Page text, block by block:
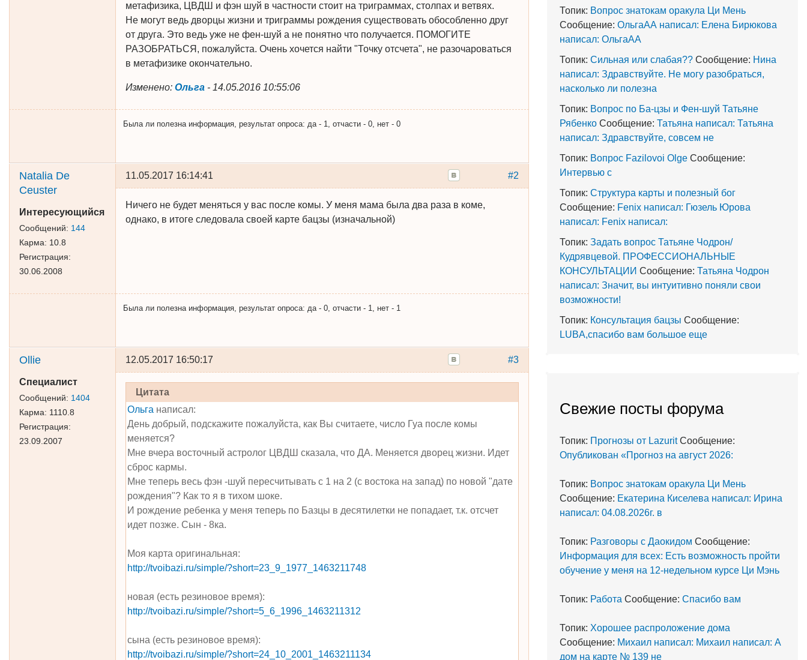
метафизика, ЦВДШ и фэн шуй в частности стоит на триграммах, столпах и ветвях.
Не могут ведь дворцы жизни и триграммы рождения существовать обособленно друг
от друга. Это ведь уже не фен-шуй а не понятно что получается. ПОМОГИТЕ
РАЗОБРАТЬСЯ, пожалуйста. Очень хочется найти "Точку отсчета", не разочароваться
в метафизике окончательно.
Изменено: Ольга - 14.05.2016 10:55:06
Была ли полезна информация, результат опроса: да - 1, отчасти - 0, нет - 0
Natalia De
Ceuster
Интересующийся
Сообщений: 144
Карма: 10.8
Регистрация:
30.06.2008
#2
11.05.2017 16:14:41
Ничего не будет меняться у вас после комы. У меня мама была два раза в коме,
однако, в итоге следовала своей карте бацзы (изначальной)
Была ли полезна информация, результат опроса: да - 0, отчасти - 1, нет - 1
Ollie
Специалист
Сообщений: 1404
Карма: 1110.8
Регистрация:
23.09.2007
#3
12.05.2017 16:50:17
Цитата
Ольга написал:
День добрый, подскажите пожалуйста, как Вы считаете, число Гуа после комы
меняется?
Мне вчера восточный астролог ЦВДШ сказала, что ДА. Меняется дворец жизни. Идет
сброс кармы.
Мне теперь весь фэн -шуй пересчитывать с 1 на 2 (с востока на запад) по новой "дате
рождения"? Как то я в тихом шоке.
И рождение ребенка у меня теперь по Базцы в десятилетки не попадает, т.к. отсчет
идет позже. Сын - 8ка.
Моя карта оригинальная:
http://tvoibazi.ru/simple/?short=23_9_1977_1463211748
новая (есть резиновое время):
http://tvoibazi.ru/simple/?short=5_6_1996_1463211312
сына (есть резиновое время):
http://tvoibazi.ru/simple/?short=24_10_2001_1463211134
Топик: Вопрос знатокам оракула Ци Мень
Сообщение: ОльгаАА написал: Елена Бирюкова
написал: ОльгаАА
Топик: Сильная или слабая?? Сообщение: Нина
написал: Здравствуйте. Не могу разобраться,
насколько ли полезна
Топик: Вопрос по Ба-цзы и Фен-шуй Татьяне
Рябенко Сообщение: Татьяна написал: Татьяна
написал: Здравствуйте, совсем не
Топик: Вопрос Fazilovoi Olge Сообщение:
Интервью с
Топик: Структура карты и полезный бог
Сообщение: Fenix написал: Гюзель Юрова
написал: Fenix написал:
Топик: Задать вопрос Татьяне Чодрон/
Кудрявцевой. ПРОФЕССИОНАЛЬНЫЕ
КОНСУЛЬТАЦИИ Сообщение: Татьяна Чодрон
написал: Значит, вы интуитивно поняли свои
возможности!
Топик: Консультация бацзы Сообщение:
LUBA,спасибо вам большое еще
Cвежие посты форума
Топик: Прогнозы от LazuritСообщение:
Опубликован «Прогноз на август 2026:
Топик: Вопрос знатокам оракула Ци Мень
Сообщение: Екатерина Киселева написал: Ирина
написал: 04.08.2026г. в
Топик: Разговоры с Даокидом Сообщение:
Информация для всех: Есть возможность пройти
обучение у меня на 12-недельном курсе Ци Мэнь
Топик: Работа Сообщение: Спасибо вам
Топик: Хорошее распроложение дома
Сообщение: Михаил написал: Михаил написал: А
дом на карте № 139 не